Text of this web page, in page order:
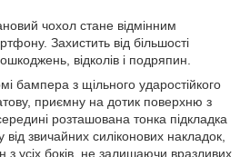
чохол стане відмінним
Захистить від більшості
відколів і подряпин.
бампера з щільного ударостійкого
приємну на дотик поверхню з
розташована тонка підкладка
від звичайних силіконових накладок,
з усіх боків, не залишаючи вразливих